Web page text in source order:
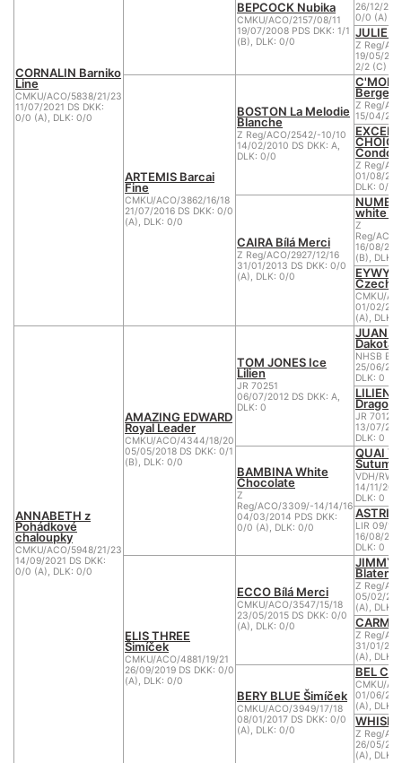
CORNALIN Barniko
Line
CMKU/ACO/5838/21/23
11/07/2021 DS DKK:
0/0 (A), DLK: 0/0
BEPCOCK Nubika
CMKU/ACO/2157/08/11
19/07/2008 PDS DKK: 1/1
(B), DLK: 0/0
26/12/
0/0 (A)
JULIE
Z Reg/
19/05/
2/2 (C)
ARTEMIS Barcai
Fine
CMKU/ACO/3862/16/18
21/07/2016 DS DKK: 0/0
(A), DLK: 0/0
BOSTON La Melodie
Blanche
Z Reg/ACO/2542/-10/10
14/02/2010 DS DKK: A,
DLK: 0/0
C'MOI
Berger
Z Reg/
15/04/
Condor
Z Reg/
01/08/
DLK: 0/0
CAIRA Bílá Merci
Z Reg/ACO/2927/12/16
31/01/2013 DS DKK: 0/0
(A), DLK: 0/0
white
Z
Reg/
16/08/
(B), DLK:
EYWY
Czech
CMKU/
01/02/
(A), DLK:
ANNABETH z
Pohádkové
chaloupky
CMKU/ACO/5948/21/23
14/09/2021 DS DKK:
0/0 (A), DLK: 0/0
AMAZING EDWARD
Royal Leader
CMKU/ACO/4344/18/20
05/05/2018 DS DKK: 0/1
(B), DLK: 0/0
TOM JONES Ice
Lilien
JR 70251
06/07/2012 DS DKK: A,
DLK: 0
JUAN
Dakota
NHSB
25/06/
DLK: 0
LILIEN-
JR 70125
13/07/
DLK: 0
BAMBINA White
Chocolate
Z
Reg/ACO/3309/-14/14/16
04/03/2014 PDS DKK:
0/0 (A), DLK: 0/0
QUAI
VDH/
14/11/
DLK: 0
ASTRID
LIR 09/
16/08/
DLK: 0
ELIS THREE
Šimíček
CMKU/ACO/4881/19/21
26/09/2019 DS DKK: 0/0
(A), DLK: 0/0
ECCO Bílá Merci
CMKU/ACO/3547/15/18
23/05/2015 DS DKK: 0/0
(A), DLK: 0/0
JIMMY
Z Reg/
05/02/
(A), DLK:
Z Reg/
31/01/
(A), DLK:
BERY BLUE Šimíček
CMKU/ACO/3949/17/18
08/01/2017 DS DKK: 0/0
(A), DLK: 0/0
BEL
CMKU/
01/06/
(A), DLK:
Z Reg/
26/05/
(A), DLK: